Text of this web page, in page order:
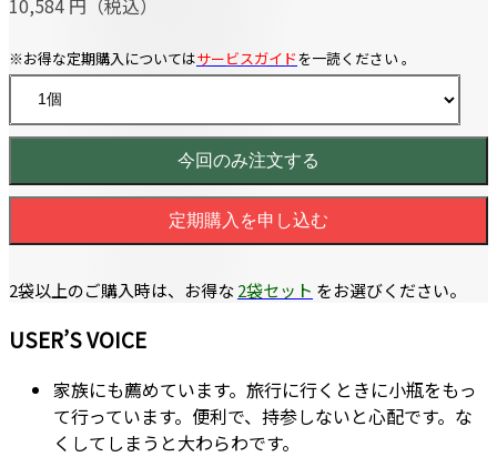
10,584 円（税込）
※お得な定期購入についてはサービスガイドを一読ください 。
今回のみ注文する
定期購入を申し込む
2袋以上のご購入時は、お得な2袋セット をお選びください。
USER’S VOICE
家族にも薦めています。旅行に行くときに小瓶をもっ
て行っています。便利で、持参しないと心配です。な
くしてしまうと大わらわです。